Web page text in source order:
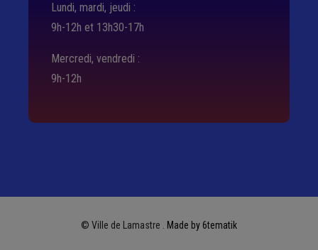
Lundi, mardi, jeudi :
9h-12h et 13h30-17h
Mercredi, vendredi :
9h-12h
© Ville de Lamastre . Made by 6tematik